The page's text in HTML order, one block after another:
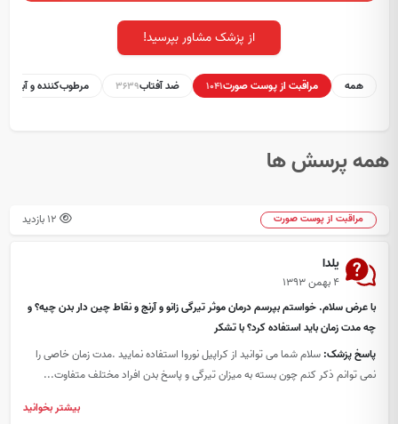
از پزشک مشاور بپرسید!
همه مراقبت از پوست صورت1041 ضد آفتاب3639 مرطوب‌کننده و آبرسان
همه پرسش ها
مراقبت از پوست صورت
یلدا
۴ بهمن ۱۳۹۳
با عرض سلام. خواستم بپرسم درمان موثر تیرگی زانو و آرنج و نقاط چین دار بدن چیه؟ و
چه مدت زمان باید استفاده کرد؟ با تشکر
پاسخ پزشک: سلام شما می توانید از کراپیل نوروا استفاده نمایید .مدت زمان خاصی را
نمی توانم ذکر کنم چون بسته به میزان تیرگی و پاسخ بدن افراد مختلف متفاوت...
بیشتر بخوانید